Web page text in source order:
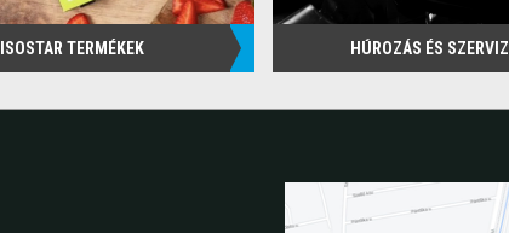
ISOSTAR TERMÉKEK HÚROZÁS ÉS SZERVIZ